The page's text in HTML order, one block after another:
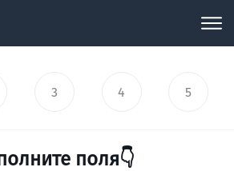
3 4 5
поля👇